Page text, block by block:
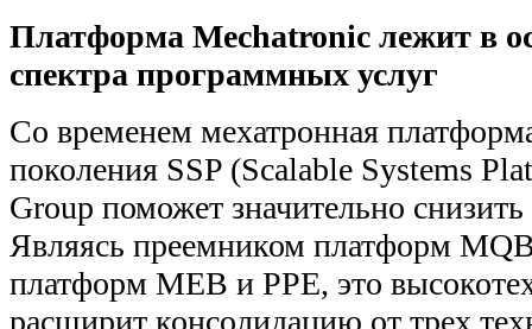
Платформа Mechatronic лежит в
спектра программных услуг
Со временем мехатронная
поколения SSP (Scalable Systems
Group поможет значительно
Являясь преемником платформ
платформ MEB и PPE, это